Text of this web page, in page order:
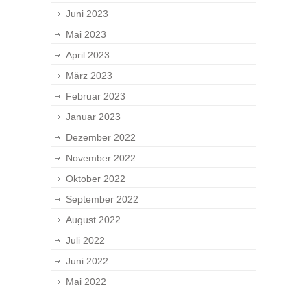
Juni 2023
Mai 2023
April 2023
März 2023
Februar 2023
Januar 2023
Dezember 2022
November 2022
Oktober 2022
September 2022
August 2022
Juli 2022
Juni 2022
Mai 2022